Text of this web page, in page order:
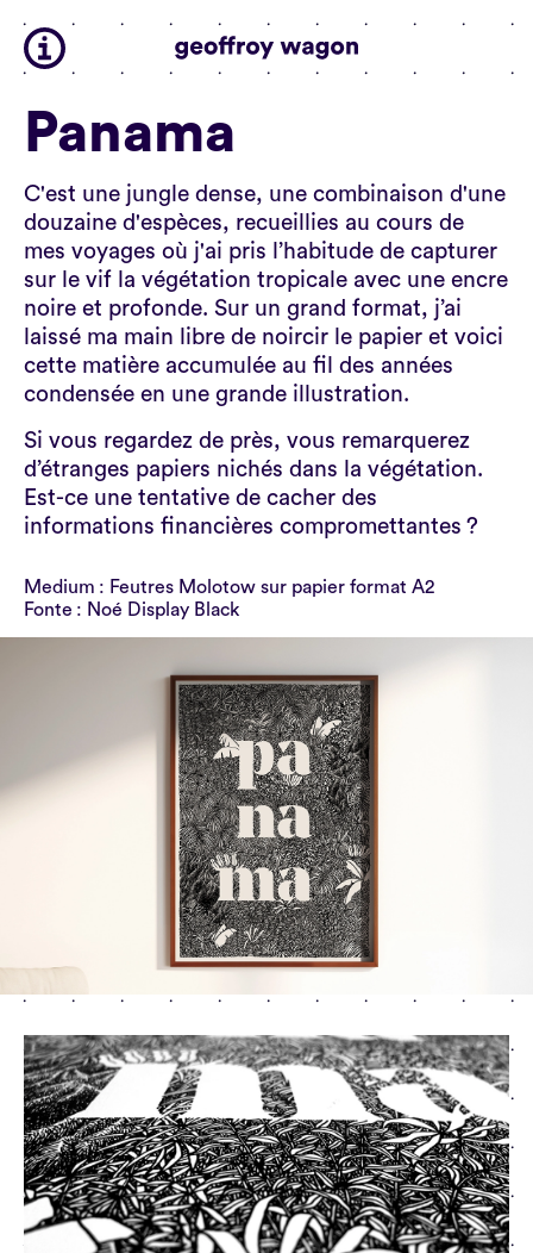
Panama
C'est une jungle dense, une combinaison d'une
douzaine d'espèces, recueillies au cours de
mes voyages où j'ai pris l’habitude de capturer
sur le vif la végétation tropicale avec une encre
noire et profonde. Sur un grand format, j’ai
laissé ma main libre de noircir le papier et voici
cette matière accumulée au fil des années
condensée en une grande illustration.
Si vous regardez de près, vous remarquerez
d’étranges papiers nichés dans la végétation.
Est-ce une tentative de cacher des
informations financières compromettantes ?
Medium : Feutres Molotow sur papier format A2
Fonte : Noé Display Black